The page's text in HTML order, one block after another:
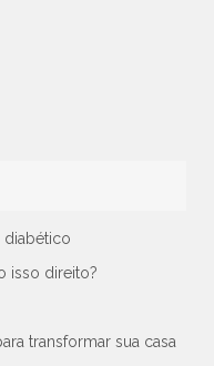
diabético
isso direito?
transformar sua casa